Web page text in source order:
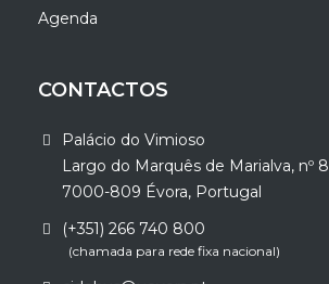
Agenda
CONTACTOS
Palácio do Vimioso
Largo do Marquês de Marialva, nº 8
7000-809 Évora, Portugal
(+351) 266 740 800
(chamada para rede fixa nacional)